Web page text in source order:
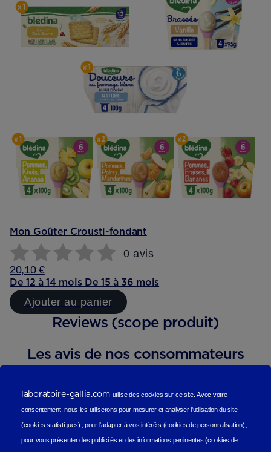
Mon Goûter Crousti-fondant
0 avis
20,10 €
De 12 à 14 mois De 15 à 36 mois
Ajouter au panier
Reviews (scope produit)
Les avis de nos consommateurs
laboratoire-gallia.com utilise des cookies sur ce site.Avec votre
consentement, nous les utiliseronspour mesurer et analyser l'utilisation du site
(cookies statistiques) ;pour l'adapter à vos intérêts (cookies de personnalisation) ;
pour vous présenter des publicités et des informations pertinentes (cookies de